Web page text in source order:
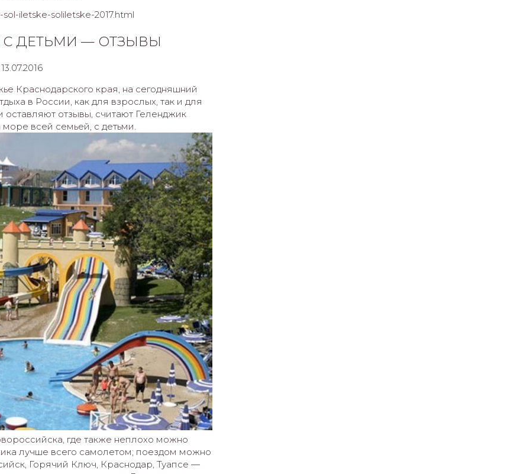
iletske-soliletske-2017.html
С ДЕТЬМИ — ОТЗЫВЫ
Краснодарского края, на сегодняшний
в России, как для взрослых, так и для
оставляют отзывы, считают Геленджик
всей семьей, с детьми.
где также неплохо можно
лучше всего самолетом; поездом можно
Горячий Ключ, Краснодар, Туапсе —